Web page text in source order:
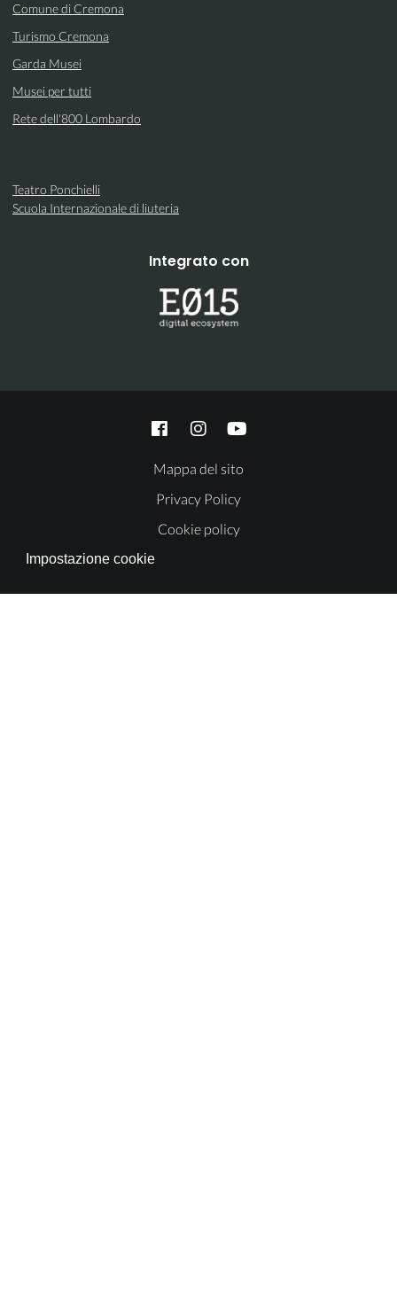
Comune di Cremona
Turismo Cremona
Garda Musei
Musei per tutti
Rete dell'800 Lombardo
Teatro Ponchielli
Scuola Internazionale di liuteria
Integrato con
Mappa del sito
Privacy Policy
Cookie policy
Impostazione cookie